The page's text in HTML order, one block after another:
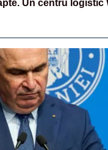
Un centru logistic